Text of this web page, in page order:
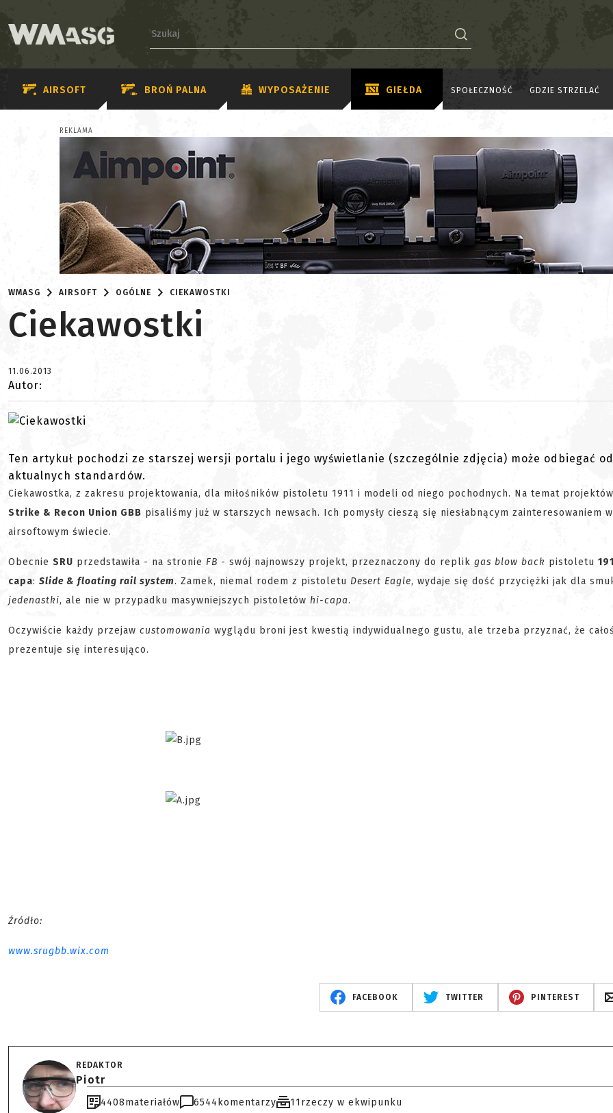
AIRSOFT BROŃ PALNA WYPOSAŻENIE GIEŁDA SPOŁECZNOŚĆ GDZIE STRZELAĆ
REKLAMA
WMASG AIRSOFT OGÓLNE CIEKAWOSTKI
Ciekawostki
11.06.2013
Autor:
Ten artykuł pochodzi ze starszej wersji portalu i jego wyświetlanie (szczególnie zdjęcia) może odbiegać od
aktualnych standardów.
Ciekawostka, z zakresu projektowania, dla miłośników pistoletu 1911 i modeli od niego pochodnych. Na temat
Strike & Recon Union GBB pisaliśmy już w starszych newsach. Ich pomysły cieszą się niesłabnącym zainteresowaniem w
airsoftowym świecie.
Obecnie SRU przedstawiła - na stronie FB - swój najnowszy projekt, przeznaczony do replik gas blow back pistoletu
capa: Slide & floating rail system. Zamek, niemal rodem z pistoletu Desert Eagle, wydaje się dość przyciężki jak dla
jedenastki, ale nie w przypadku masywniejszych pistoletów hi-capa.
Oczywiście każdy przejaw customowania wyglądu broni jest kwestią indywidualnego gustu, ale trzeba przyznać, że
prezentuje się interesująco.
Źródło:
www.srugbb.wix.com
FACEBOOK TWITTER PINTEREST
REDAKTOR
Piotr
4408materiałów 6544 komentarzy 11rzeczy w ekwipunku